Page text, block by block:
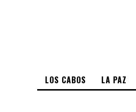
LOS CABOS LA PAZ